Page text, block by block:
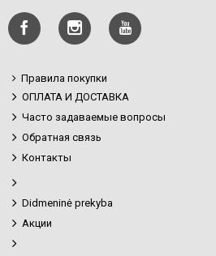
Правила покупки
ОПЛАТА И ДОСТАВКА
Часто задаваемые вопросы
Обратная связь
Контакты
Didmeninė prekyba
Акции